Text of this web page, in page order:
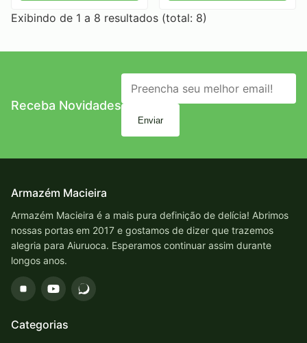
Exibindo de 1 a 8 resultados (total: 8)
Receba Novidades
Enviar
Armazém Macieira
Armazém Macieira é a mais pura definição de delícia! Abrimos
nossas portas em 2017 e gostamos de dizer que trazemos
alegria para Aiuruoca. Esperamos continuar assim durante
longos anos.
Categorias